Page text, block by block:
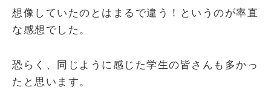
想像していたのとはまるで違う！というのが率直
な感想でした。
恐らく、同じように感じた学生の皆さんも多かっ
たと思います。